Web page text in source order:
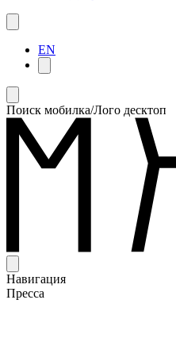
EN
Поиск мобилка/Лого десктоп
Навигация
Пресса